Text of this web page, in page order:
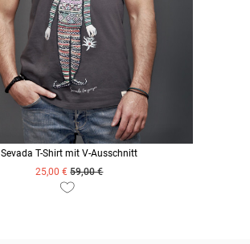
Sevada T-Shirt mit V-Ausschnitt
25,00 € 59,00 €
ZUM PRODUKT